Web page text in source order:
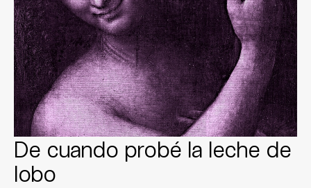
De cuando probé la leche de
lobo